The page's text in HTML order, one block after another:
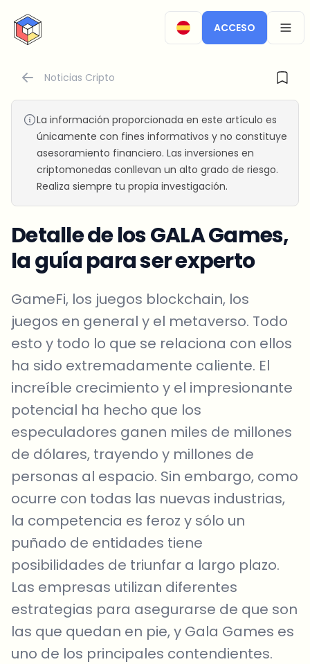
CryptoTicker
ACCESO
Noticias Cripto
La información proporcionada en este artículo es
únicamente con fines informativos y no constituye
asesoramiento financiero. Las inversiones en
criptomonedas conllevan un alto grado de riesgo.
Realiza siempre tu propia investigación.
Detalle de los GALA Games,
la guía para ser experto
GameFi, los juegos blockchain, los
juegos en general y el metaverso. Todo
esto y todo lo que se relaciona con ellos
ha sido extremadamente caliente. El
increíble crecimiento y el impresionante
potencial ha hecho que los
especuladores ganen miles de millones
de dólares, trayendo y millones de
personas al espacio. Sin embargo, como
ocurre con todas las nuevas industrias,
la competencia es feroz y sólo un
puñado de entidades tiene
posibilidades de triunfar a largo plazo.
Las empresas utilizan diferentes
estrategias para asegurarse de que son
las que quedan en pie, y Gala Games es
uno de los principales contendientes.